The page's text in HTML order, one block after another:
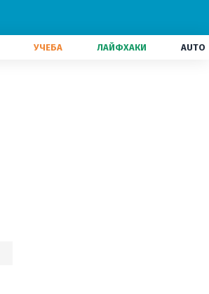
УЧЕБА ЛАЙФХАКИ AUTO